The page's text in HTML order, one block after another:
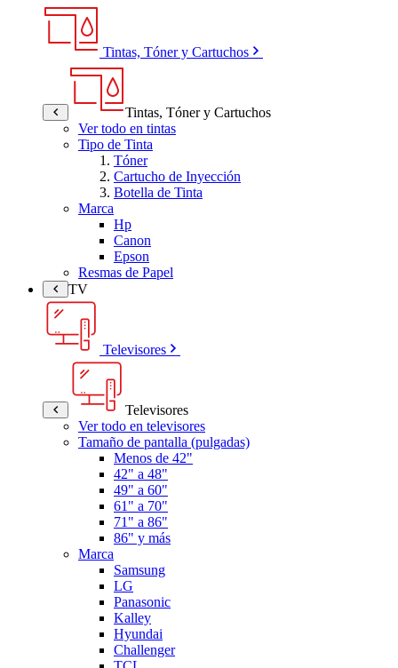
Tintas, Tóner y Cartuchos
Tintas, Tóner y Cartuchos
Ver todo en tintas
Tipo de Tinta
Tóner
Cartucho de Inyección
Botella de Tinta
Marca
Hp
Canon
Epson
Resmas de Papel
TV
Televisores
Televisores
Ver todo en televisores
Tamaño de pantalla (pulgadas)
Menos de 42"
42" a 48"
49" a 60"
61" a 70"
71" a 86"
86" y más
Marca
Samsung
LG
Panasonic
Kalley
Hyundai
Challenger